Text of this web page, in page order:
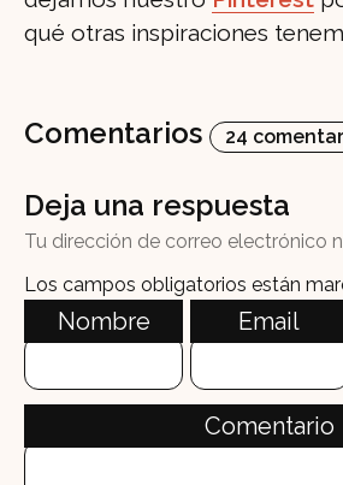
qué otras inspiraciones
Comentarios 24
Deja una respuesta
Tu dirección de correo electrónico
Los campos obligatorios están
Nombre Email
Comentario